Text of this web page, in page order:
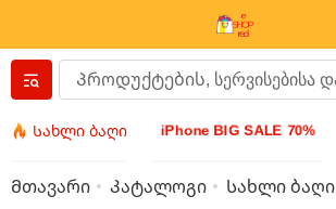
Სახლი ბაღი iPhone BIG SALE 70%
Вернуться назад
Მთავარი Კატალოგი Სახლი ბაღი